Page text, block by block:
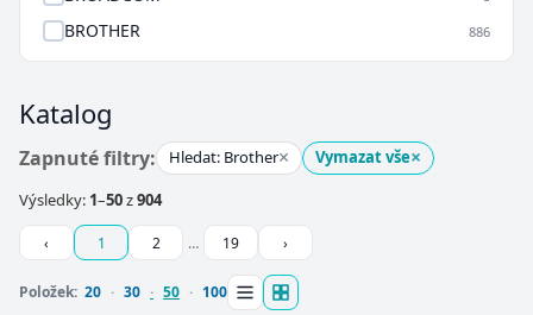
BROTHER 886
Katalog
Zapnuté filtry: Hledat: Brother× Vymazat vše×
Výsledky: 1–50z904
‹ 1 2 … 19 ›
Položek: 20 30 50 100